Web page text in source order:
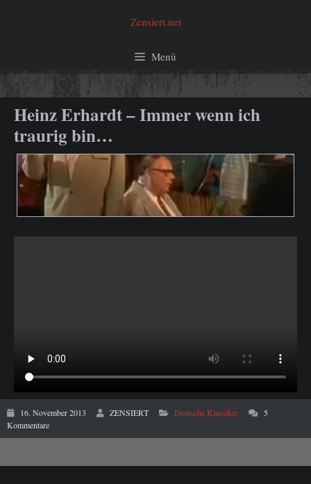
Zensiert.net
Menü
Heinz Erhardt – Immer wenn ich
traurig bin…
16. November 2013 ZENSIERT Deutsche Klassiker
5
Kommentare